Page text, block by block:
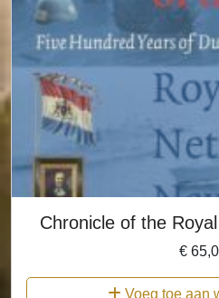
Chronicle of the
€
Voeg toe aan